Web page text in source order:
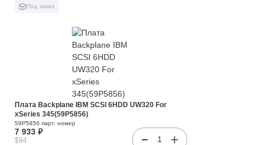
Под заказ
Плата Backplane IBM SCSI 6HDD UW320 For
xSeries 345(59P5856)
59P5856 парт. номер
7 933 ₽
$94 1